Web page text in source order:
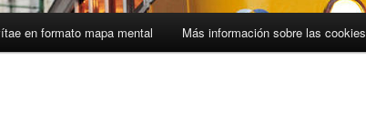
en formato mapa mental Más información sobre las cookies